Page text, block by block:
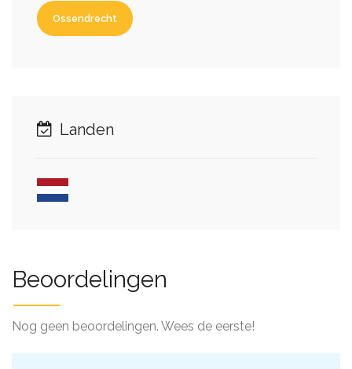
Ossendrecht
Landen
Beoordelingen
Nog geen beoordelingen. Wees de eerste!